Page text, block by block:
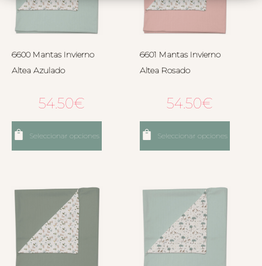
6600 Mantas Invierno
Altea Azulado
54.50€
Seleccionar opciones
6601 Mantas Invierno
Altea Rosado
54.50€
Seleccionar opciones